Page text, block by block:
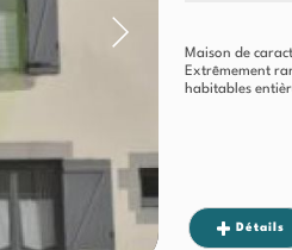
Maison de
Extrêmement
habitables
Détails